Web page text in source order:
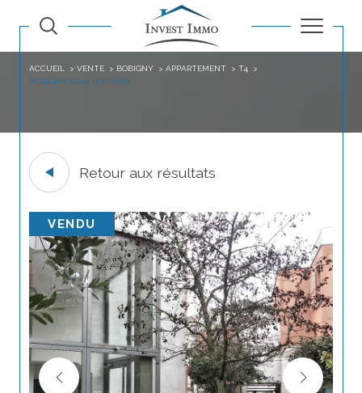
ACCUEIL VENTE BOBIGNY APPARTEMENT
T4
BOBIGNY JEAN ROSTAND
Retour aux résultats
VENDU